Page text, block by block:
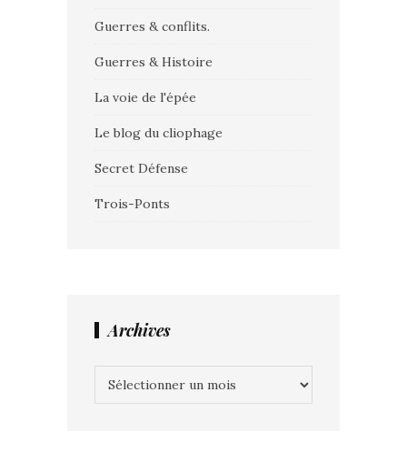
Guerres & conflits.
Guerres & Histoire
La voie de l'épée
Le blog du cliophage
Secret Défense
Trois-Ponts
Archives